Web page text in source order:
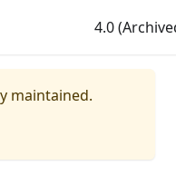
4.0
maintained.